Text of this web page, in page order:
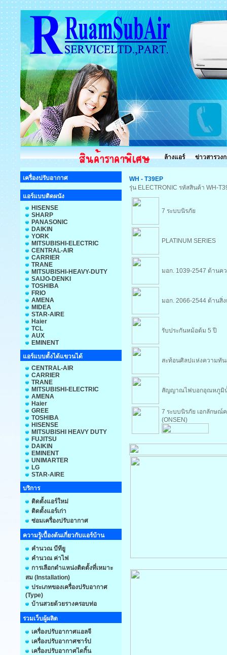
ล้างแอร์ ข่าวสารวง
เครื่องปรับอากาศ
แอร์แบบติดผนัง
HISENSE
SHARP
PANASONIC
DAIKIN
YORK
MITSUBISHI-ELECTRIC
CENTRAL-AIR
CARRIER
TRANE
MITSUBISHI-HEAVY-DUTY
SAIJO-DENKI
TOSHIBA
FRIO
AMENA
MIDEA
STAR-AIRE
Haier
TCL
AUX
EMINENT
แอร์แบบตั้งได้แขวนได้
CENTRAL-AIR
CARRIER
TRANE
MITSUBISHI-ELECTRIC
AMENA
Haier
GREE
TOSHIBA
HISENSE
MITSUBISHI HEAVY DUTY
FUJITSU
DAIKIN
EMINENT
UNIMARTER
LG
STAR-AIRE
บริการ
ติดตั้งแอร์ใหม่
ติดตั้งแอร์เก่า
ซ่อมเครื่องปรับอากาศ
ความรู้เบื้องต้นเกี่ยวกับแอร์บ้าน
คำนวณ บีทียู
คำนวณ ค่าไฟ
การเลือกตำแหน่งติดตั้งที่เหมาะ
สม (Installation)
ประเภทของเครื่องปรับอากาศ
(Type)
บ้านสวยด้วยรางครอบท่อ
รวมเว็บผู้ผลิต
เครื่องปรับอากาศแอลจี
เครื่องปรับอากาศชาร์ป
เครื่องปรับอากาศไดกิ้น
WH - T39EP
รุ่น ELECTRONIC รหัสสินค้า WH-
7 ระบบนิรภัย
PLATINUM SERIES
มอก. 1039-2547 ด้านค
มอก. 2066-2544 ด้านสิ่
รับประกันหม้อต้ม 5 ปี
สะท้อนศิลปแห่งความทั
สัญญาณไฟบอกอุณหภูมิ
7 ระบบนิรภัย เอกลักษณ์
(ONSEN)